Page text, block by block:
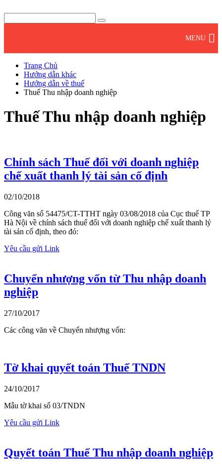
Trang Chủ
Hướng dẫn khác
Hướng dẫn về thuế
Thuế Thu nhập doanh nghiệp
Thuế Thu nhập doanh nghiệp
Chính sách Thuế đối với doanh nghiệp
chế xuất thanh lý tài sản cố định
02/10/2018
Công văn số 54475/CT-TTHT ngày 03/08/2018 của Cục thuế TP
Hà Nội về chính sách thuế đối với doanh nghiệp chế xuất thanh lý
tài sản cố định, theo đó:
Yêu cầu gửi Link
Chuyển nhượng vốn từ Thu nhập doanh
nghiệp
27/10/2017
Các công văn về Chuyển nhượng vốn:
Tờ khai quyết toán Thuế TNDN
24/10/2017
Mẫu tờ khai số 03/TNDN
Yêu cầu gửi Link
Quyết toán Thuế Thu nhập doanh nghiệp